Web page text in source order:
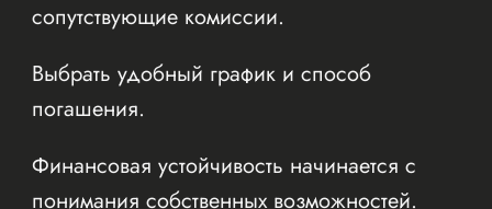
сопутствующие комиссии.
Выбрать удобный график и способ
погашения.
Финансовая устойчивость начинается с
понимания собственных возможностей.